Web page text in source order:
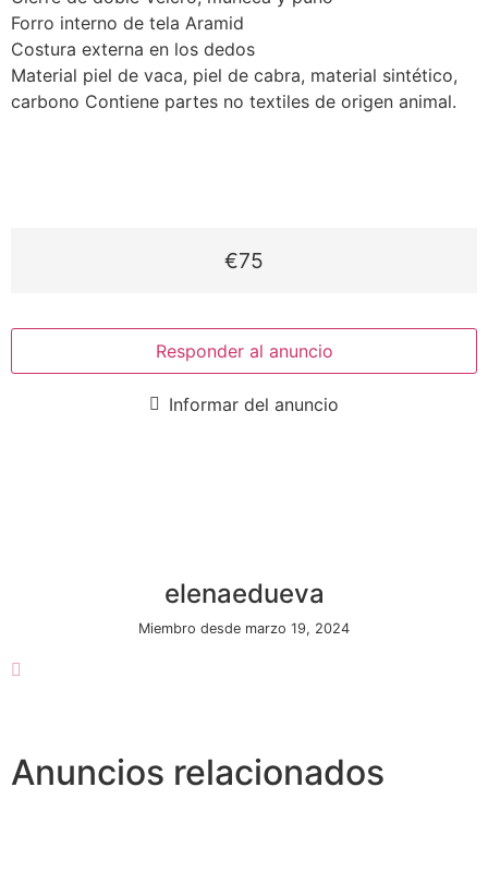
Forro interno de tela Aramid
Costura externa en los dedos
Material piel de vaca, piel de cabra, material sintético,
carbono Contiene partes no textiles de origen animal.
€75
Responder al anuncio
Informar del anuncio
elenaedueva
Miembro desde marzo 19, 2024
Anuncios relacionados